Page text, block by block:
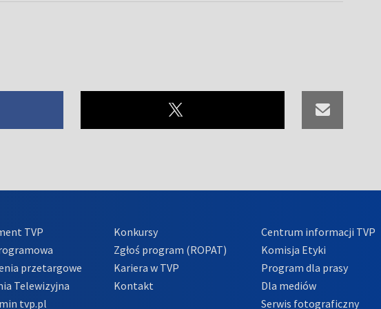
TVP
przetargowe
Telewizyjna
tvp.pl
Konkursy
Zgłoś program (ROPAT)
Kariera w TVP
Kontakt
Centrum informacji TVP
Komisja Etyki
Program dla prasy
Dla mediów
Serwis fotograficzny